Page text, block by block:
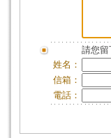
請您留
姓名：
信箱：
電話：